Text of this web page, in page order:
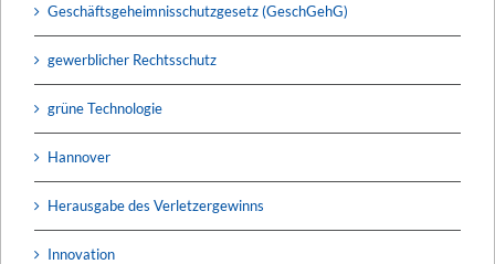
Geschäftsgeheimnisschutzgesetz (GeschGehG)
gewerblicher Rechtsschutz
grüne Technologie
Hannover
Herausgabe des Verletzergewinns
Innovation